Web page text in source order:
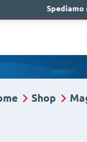
Shop
Spediamo